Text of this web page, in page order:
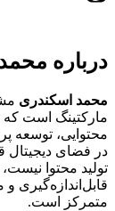
درباره
محمد اسکندری
مارکتینگ است که
محتوایی، توسعه
در فضای دیجیتال
تولید محتوا
قابل‌اندازه‌گیری
متمرکز است.